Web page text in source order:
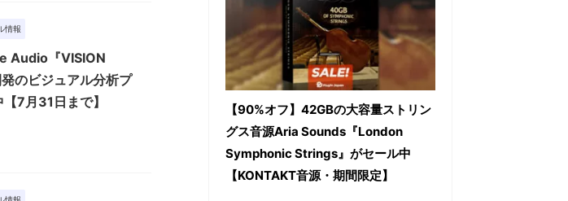
情報
Audio『VISION
のビジュアル分析プ
7月31日まで】
【90%オフ】42GBの大容量ストリン
グス音源Aria Sounds『London
Symphonic Strings』がセール中
【KONTAKT音源・期間限定】